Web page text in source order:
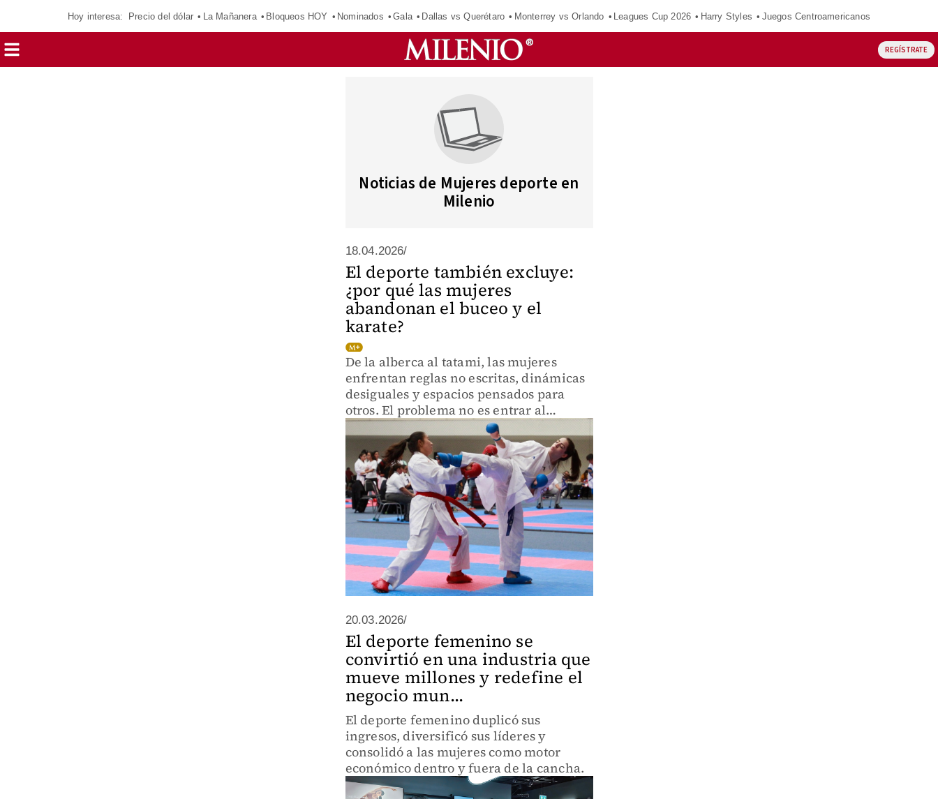
Hoy interesa: Precio del dólar La Mañanera Bloqueos HOY Nominados Gala Dallas vs Querétaro Monterrey vs Orlando Leagues Cup 2026 Harry Styles Juegos Centroamericanos
REGÍSTRATE
Noticias de Mujeres deporte en
Milenio
18.04.2026/
El deporte también excluye:
¿por qué las mujeres
abandonan el buceo y el
karate?
De la alberca al tatami, las mujeres
enfrentan reglas no escritas, dinámicas
desiguales y espacios pensados para
otros. El problema no es entrar al
deporte, es lograr quedarse.
20.03.2026/
El deporte femenino se
convirtió en una industria que
mueve millones y redefine el
negocio mun...
El deporte femenino duplicó sus
ingresos, diversificó sus líderes y
consolidó a las mujeres como motor
económico dentro y fuera de la cancha.